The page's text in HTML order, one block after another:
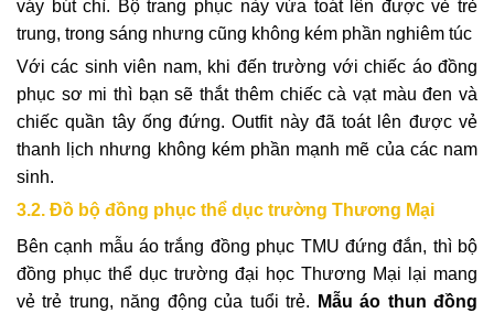
váy bút chì. Bộ trang phục này vừa toát lên được vẻ trẻ
trung, trong sáng nhưng cũng không kém phần nghiêm túc
Với các sinh viên nam, khi đến trường với chiếc áo đồng
phục sơ mi thì bạn sẽ thắt thêm chiếc cà vạt màu đen và
chiếc quần tây ống đứng. Outfit này đã toát lên được vẻ
thanh lịch nhưng không kém phần mạnh mẽ của các nam
sinh.
3.2. Đồ bộ đồng phục thể dục trường Thương Mại
Bên cạnh mẫu áo trắng đồng phục TMU đứng đắn, thì bộ
đồng phục thể dục trường đại học Thương Mại lại mang
vẻ trẻ trung, năng động của tuổi trẻ.
Mẫu áo thun đồng